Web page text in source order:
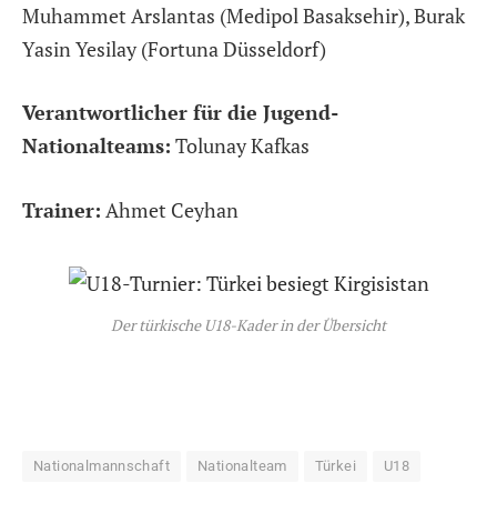
Muhammet Arslantas (Medipol Basaksehir), Burak
Yasin Yesilay (Fortuna Düsseldorf)
Verantwortlicher für die Jugend-
Nationalteams: Tolunay Kafkas
Trainer: Ahmet Ceyhan
Der türkische U18-Kader in der Übersicht
Nationalmannschaft Nationalteam Türkei U18